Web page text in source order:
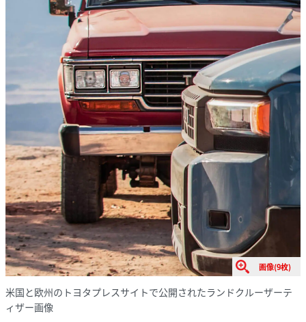
画像(9枚)
米国と欧州のトヨタプレスサイトで公開されたランドクルーザーテ
ィザー画像